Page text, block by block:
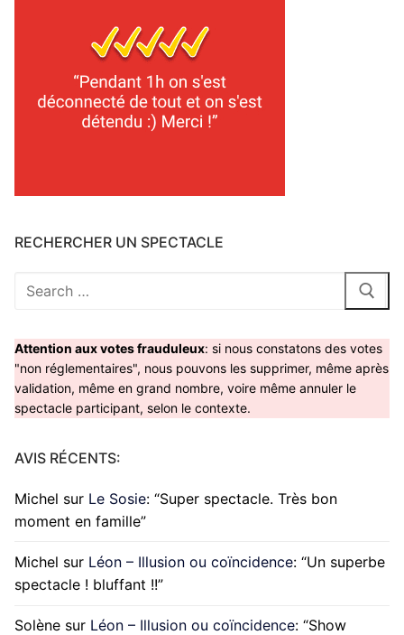
RECHERCHER UN SPECTACLE
Rechercher
Attention aux votes frauduleux: si nous constatons des votes
"non réglementaires", nous pouvons les supprimer, même après
validation, même en grand nombre, voire même annuler le
spectacle participant, selon le contexte.
AVIS RÉCENTS:
Michel sur Le Sosie: “Super spectacle. Très bon
moment en famille”
Michel sur Léon – Illusion ou coïncidence: “Un superbe
spectacle ! bluffant !!”
Solène sur Léon – Illusion ou coïncidence: “Show